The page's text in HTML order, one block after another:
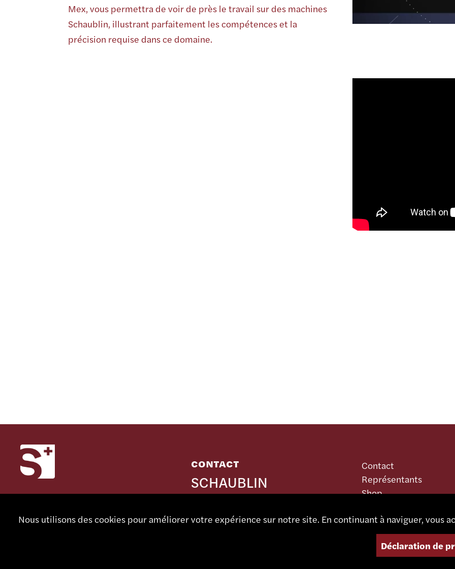
Mex, vous permettra de voir de près le travail sur des machines
Schaublin, illustrant parfaitement les compétences et la
précision requise dans ce domaine.
CONTACT
SCHAUBLIN
MACHINES SA
Rue Nomlieutant 1
Contact
Représentants
Shop
Nous utilisons des cookies pour améliorer votre expérience sur notre site. En continuant à naviguer, vous
Déclaration de